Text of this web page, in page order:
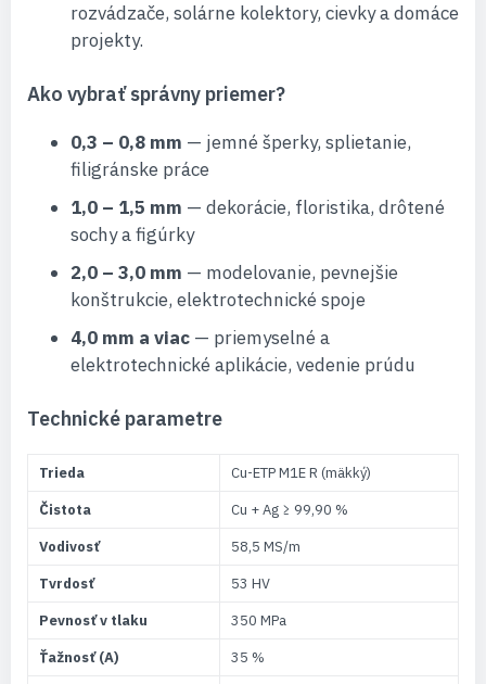
rozvádzače, solárne kolektory, cievky a domáce
projekty.
Ako vybrať správny priemer?
0,3 – 0,8 mm — jemné šperky, splietanie,
filigránske práce
1,0 – 1,5 mm — dekorácie, floristika, drôtené
sochy a figúrky
2,0 – 3,0 mm — modelovanie, pevnejšie
konštrukcie, elektrotechnické spoje
4,0 mm a viac — priemyselné a
elektrotechnické aplikácie, vedenie prúdu
Technické parametre
Trieda
Cu-ETP M1E R (mäkký)
Čistota
Cu + Ag ≥ 99,90 %
Vodivosť
58,5 MS/m
Tvrdosť
53 HV
Pevnosť v tlaku
350 MPa
Ťažnosť (A)
35 %